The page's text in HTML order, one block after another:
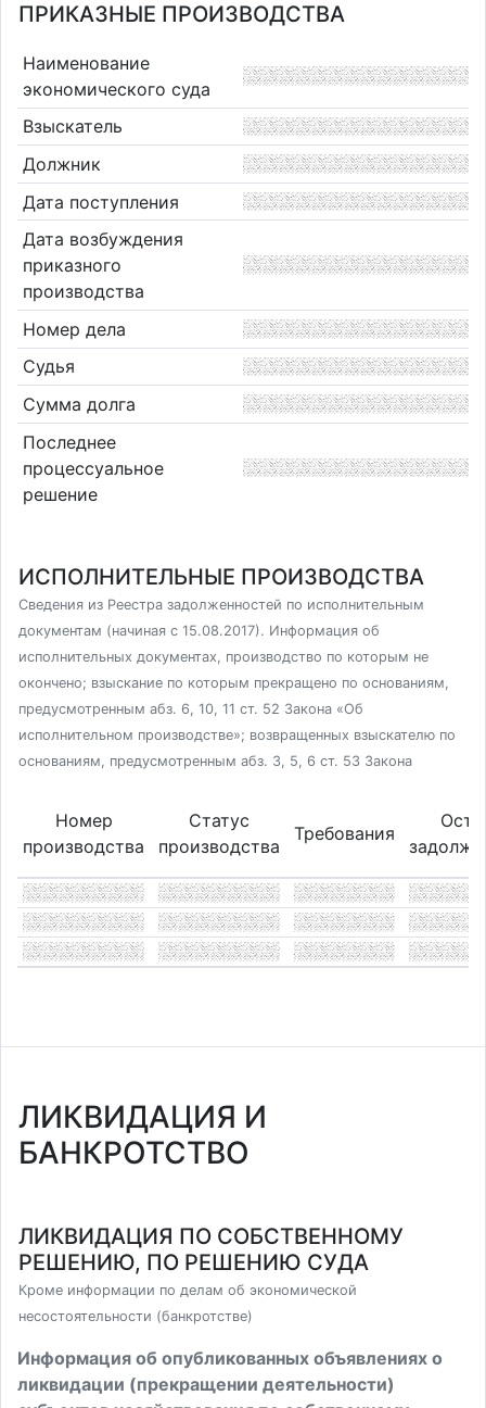
ПРИКАЗНЫЕ ПРОИЗВОДСТВА
Наименование
экономического суда
Взыскатель
Должник
Дата поступления
Дата возбуждения
приказного
производства
Номер дела
Судья
Сумма долга
Последнее
процессуальное
решение
ИСПОЛНИТЕЛЬНЫЕ ПРОИЗВОДСТВА
Сведения из Реестра задолженностей по исполнительным
документам (начиная с 15.08.2017). Информация об
исполнительных документах, производство по которым не
окончено; взыскание по которым прекращено по основаниям,
предусмотренным абз. 6, 10, 11 ст. 52 Закона «Об
исполнительном производстве»; возвращенных взыскателю по
основаниям, предусмотренным абз. 3, 5, 6 ст. 53 Закона
Номер
производства
Статус
производства
Требования
ЛИКВИДАЦИЯ И
БАНКРОТСТВО
ЛИКВИДАЦИЯ ПО СОБСТВЕННОМУ
РЕШЕНИЮ, ПО РЕШЕНИЮ СУДА
Кроме информации по делам об экономической
несостоятельности (банкротстве)
Информация об опубликованных объявлениях о
ликвидации (прекращении деятельности)